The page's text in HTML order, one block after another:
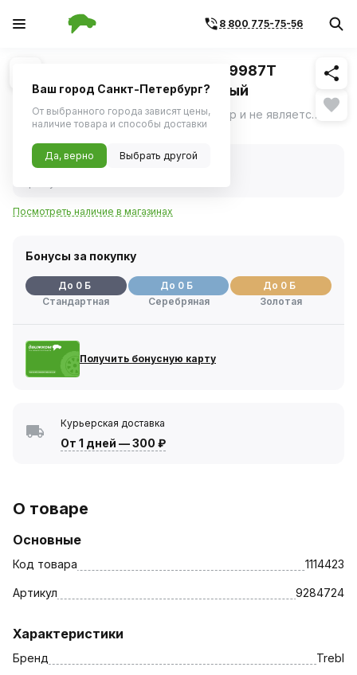
8 800 775-75-56
1/1 Похожие
Штампованные диски TREBL 9987T
7x17/5x114.3 D60.1 ET39 Черный
Фото носит ознакомительный характер и не является определяющим фактором. ещё
Нет в наличии
Нет в наличии
Посмотреть наличие в магазинах
Бонусы за покупку
До 0 Б
Стандартная
До 0 Б
Серебряная
До 0 Б
Золотая
Получить бонусную карту
Курьерская доставка
От 1 дней —300 ₽
О товаре
Основные
Код товара 1114423
Артикул 9284724
Характеристики
Бренд Trebl
Ваш город Санкт-Петербург?
От выбранного города зависят цены,
наличие товара и способы доставки
Да, верно Выбрать другой